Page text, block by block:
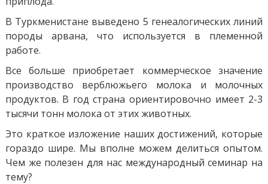
В Туркменистане выведено 5 генеалогических линий
породы арвана, что используется в племенной
работе.
Все больше приобретает коммерческое значение
производство верблюжьего молока и молочных
продуктов. В год страна ориентировочно имеет 2-3
тысячи тонн молока от этих животных.
Это краткое изложение наших достижений, которые
гораздо шире. Мы вполне можем делиться опытом.
Чем же полезен для нас международный семинар на
тему?